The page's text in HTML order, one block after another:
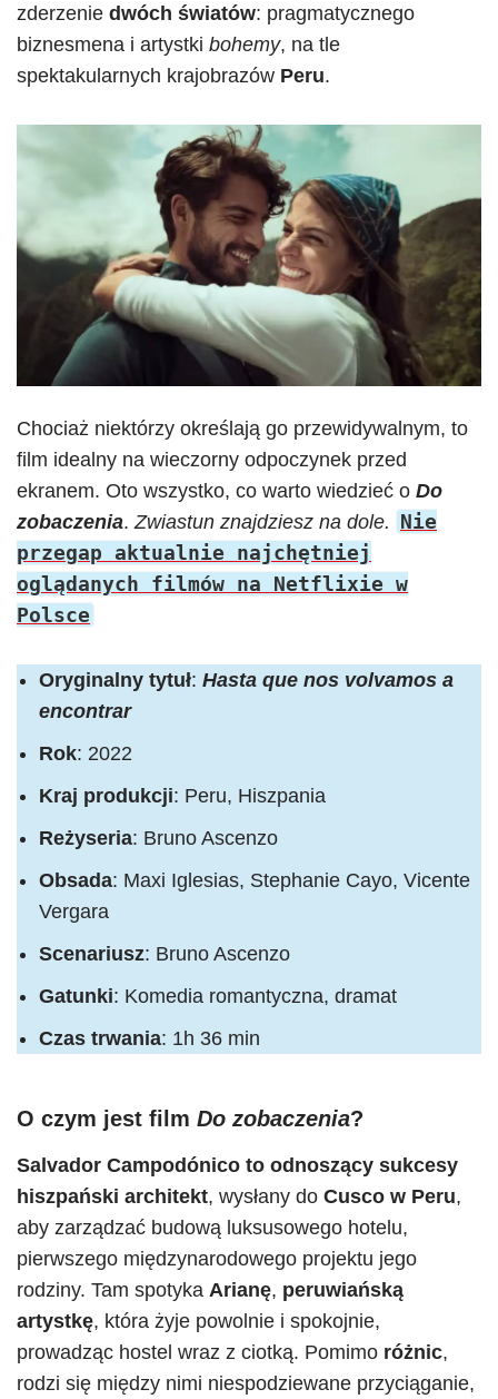
zderzenie dwóch światów: pragmatycznego
biznesmena i artystki bohemy, na tle
spektakularnych krajobrazów Peru.
Chociaż niektórzy określają go przewidywalnym, to
film idealny na wieczorny odpoczynek przed
ekranem. Oto wszystko, co warto wiedzieć o Do
zobaczenia. Zwiastun znajdziesz na dole. Nie
przegap aktualnie najchętniej
oglądanych filmów na Netflixie w
Polsce
Oryginalny tytuł: Hasta que nos volvamos a
encontrar
Rok: 2022
Kraj produkcji: Peru, Hiszpania
Reżyseria: Bruno Ascenzo
Obsada: Maxi Iglesias, Stephanie Cayo, Vicente
Vergara
Scenariusz: Bruno Ascenzo
Gatunki: Komedia romantyczna, dramat
Czas trwania: 1h 36 min
O czym jest film Do zobaczenia?
Salvador Campodónico to odnoszący sukcesy
hiszpański architekt, wysłany do Cusco w Peru,
aby zarządzać budową luksusowego hotelu,
pierwszego międzynarodowego projektu jego
rodziny. Tam spotyka Arianę, peruwiańską
artystkę, która żyje powolnie i spokojnie,
prowadząc hostel wraz z ciotką. Pomimo różnic,
rodzi się między nimi niespodziewane przyciąganie,